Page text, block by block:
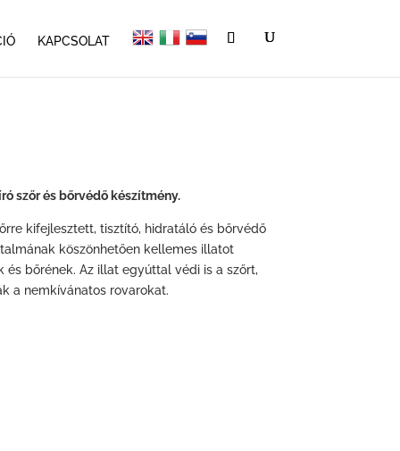
KAPCSOLAT
szőr és bőrvédő készítmény.
kifejlesztett, tisztító, hidratáló és bőrvédő
köszönhetően kellemes illatot
és bőrének. Az illat egyúttal védi is a szőrt,
a nemkívánatos rovarokat.